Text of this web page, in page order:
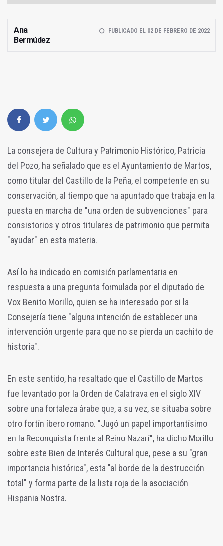
Ana
Bermúdez
PUBLICADO EL 02 DE FEBRERO DE 2022
La consejera de Cultura y Patrimonio Histórico, Patricia
del Pozo, ha señalado que es el Ayuntamiento de Martos,
como titular del Castillo de la Peña, el competente en su
conservación, al tiempo que ha apuntado que trabaja en la
puesta en marcha de "una orden de subvenciones" para
consistorios y otros titulares de patrimonio que permita
"ayudar" en esta materia.
Así lo ha indicado en comisión parlamentaria en
respuesta a una pregunta formulada por el diputado de
Vox Benito Morillo, quien se ha interesado por si la
Consejería tiene "alguna intención de establecer una
intervención urgente para que no se pierda un cachito de
historia".
En este sentido, ha resaltado que el Castillo de Martos
fue levantado por la Orden de Calatrava en el siglo XIV
sobre una fortaleza árabe que, a su vez, se situaba sobre
otro fortín íbero romano. "Jugó un papel importantísimo
en la Reconquista frente al Reino Nazarí", ha dicho Morillo
sobre este Bien de Interés Cultural que, pese a su "gran
importancia histórica", esta "al borde de la destrucción
total" y forma parte de la lista roja de la asociación
Hispania Nostra.